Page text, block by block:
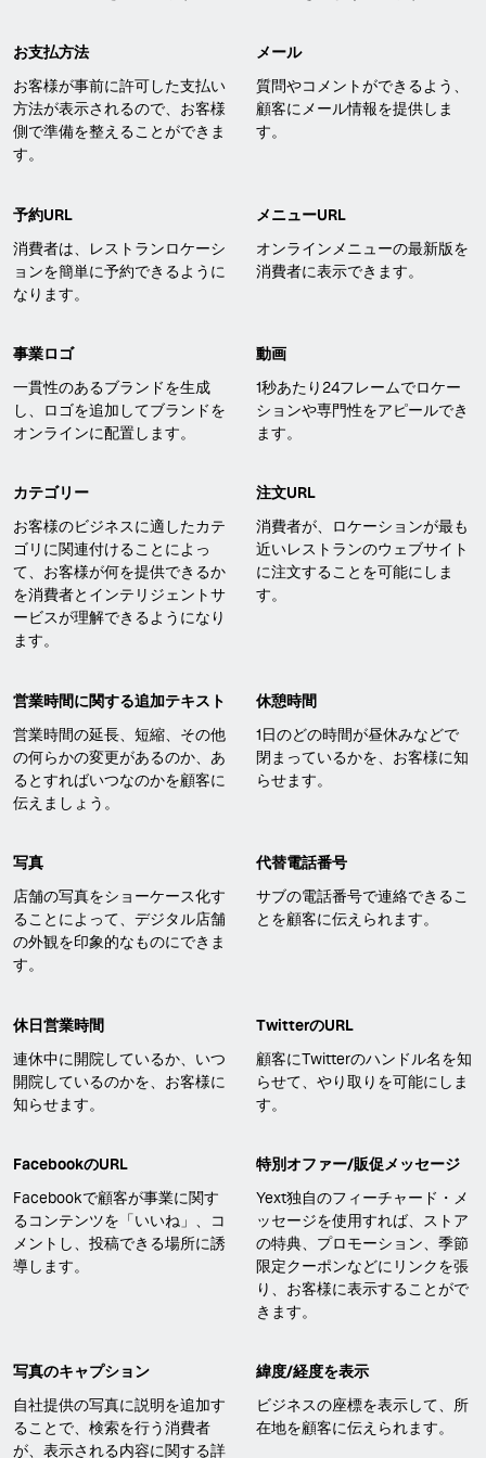
お支払方法
お客様が事前に許可した支払い
方法が表示されるので、お客様
側で準備を整えることができま
す。
メール
質問やコメントができるよう、
顧客にメール情報を提供しま
す。
予約URL
消費者は、レストランロケーシ
ョンを簡単に予約できるように
なります。
メニューURL
オンラインメニューの最新版を
消費者に表示できます。
事業ロゴ
一貫性のあるブランドを生成
し、ロゴを追加してブランドを
オンラインに配置します。
動画
1秒あたり24フレームでロケー
ションや専門性をアピールでき
ます。
カテゴリー
お客様のビジネスに適したカテ
ゴリに関連付けることによっ
て、お客様が何を提供できるか
を消費者とインテリジェントサ
ービスが理解できるようになり
ます。
注文URL
消費者が、ロケーションが最も
近いレストランのウェブサイト
に注文することを可能にしま
す。
営業時間に関する追加テキスト
営業時間の延長、短縮、その他
の何らかの変更があるのか、あ
るとすればいつなのかを顧客に
伝えましょう。
休憩時間
1日のどの時間が昼休みなどで
閉まっているかを、お客様に知
らせます。
写真
店舗の写真をショーケース化す
ることによって、デジタル店舗
の外観を印象的なものにできま
す。
代替電話番号
サブの電話番号で連絡できるこ
とを顧客に伝えられます。
休日営業時間
連休中に開院しているか、いつ
開院しているのかを、お客様に
知らせます。
TwitterのURL
顧客にTwitterのハンドル名を知
らせて、やり取りを可能にしま
す。
FacebookのURL
Facebookで顧客が事業に関す
るコンテンツを「いいね」、コ
メントし、投稿できる場所に誘
導します。
特別オファー/販促メッセージ
Yext独自のフィーチャード・メ
ッセージを使用すれば、ストア
の特典、プロモーション、季節
限定クーポンなどにリンクを張
り、お客様に表示することがで
きます。
写真のキャプション
自社提供の写真に説明を追加す
ることで、検索を行う消費者
が、表示される内容に関する詳
緯度/経度を表示
ビジネスの座標を表示して、所
在地を顧客に伝えられます。